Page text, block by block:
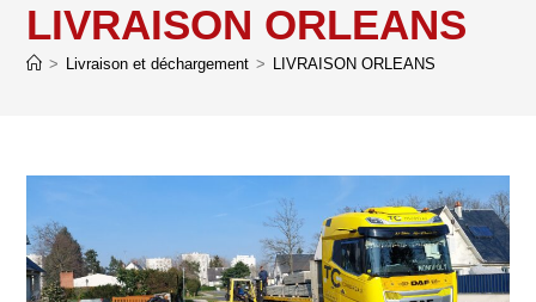
LIVRAISON ORLEANS
> Livraison et déchargement > LIVRAISON ORLEANS